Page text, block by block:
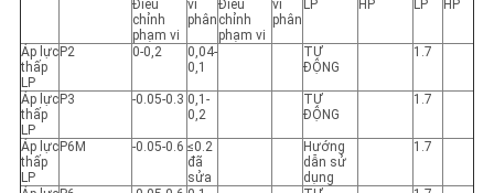
Điều
chỉnh
phạm vi
vi
phân
Điều
chỉnh
phạm vi
vi
phân
LP HP LP HP
Áp lực
thấp
LP
P2 0-0,2
0,04-
0,1
TỰ
ĐỘNG
1.7
Áp lực
thấp
LP
P3 -0.05-0.3 0,1-
0,2
TỰ
ĐỘNG
1.7
Áp lực
thấp
LP
P6M -0.05-0.6 ≤0.2
đã
sửa
Hướng
dẫn sử
dụng
1.7